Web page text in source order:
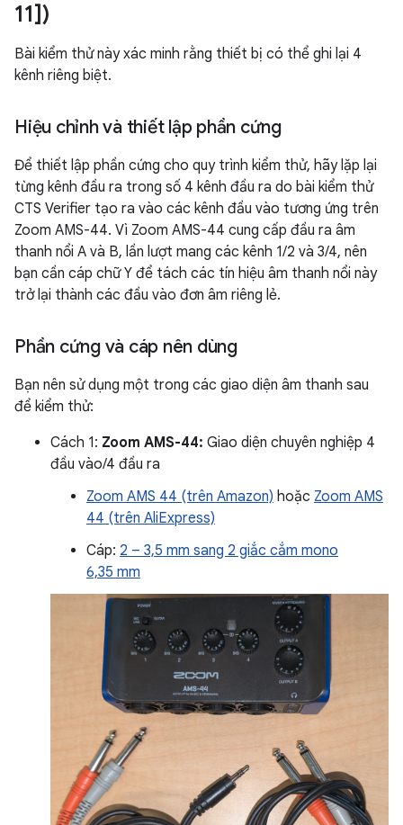
11])
Bài kiểm thử này xác minh rằng thiết bị có thể ghi lại 4
kênh riêng biệt.
Hiệu chỉnh và thiết lập phần cứng
Để thiết lập phần cứng cho quy trình kiểm thử, hãy lặp lại
từng kênh đầu ra trong số 4 kênh đầu ra do bài kiểm thử
CTS Verifier tạo ra vào các kênh đầu vào tương ứng trên
Zoom AMS-44. Vì Zoom AMS-44 cung cấp đầu ra âm
thanh nổi A và B, lần lượt mang các kênh 1/2 và 3/4, nên
bạn cần cáp chữ Y để tách các tín hiệu âm thanh nổi này
trở lại thành các đầu vào đơn âm riêng lẻ.
Phần cứng và cáp nên dùng
Bạn nên sử dụng một trong các giao diện âm thanh sau
để kiểm thử:
Cách 1: Zoom AMS-44: Giao diện chuyên nghiệp 4
đầu vào/4 đầu ra
Zoom AMS 44 (trên Amazon) hoặc Zoom AMS
44 (trên AliExpress)
Cáp: 2 – 3,5 mm sang 2 giắc cắm mono
6,35 mm